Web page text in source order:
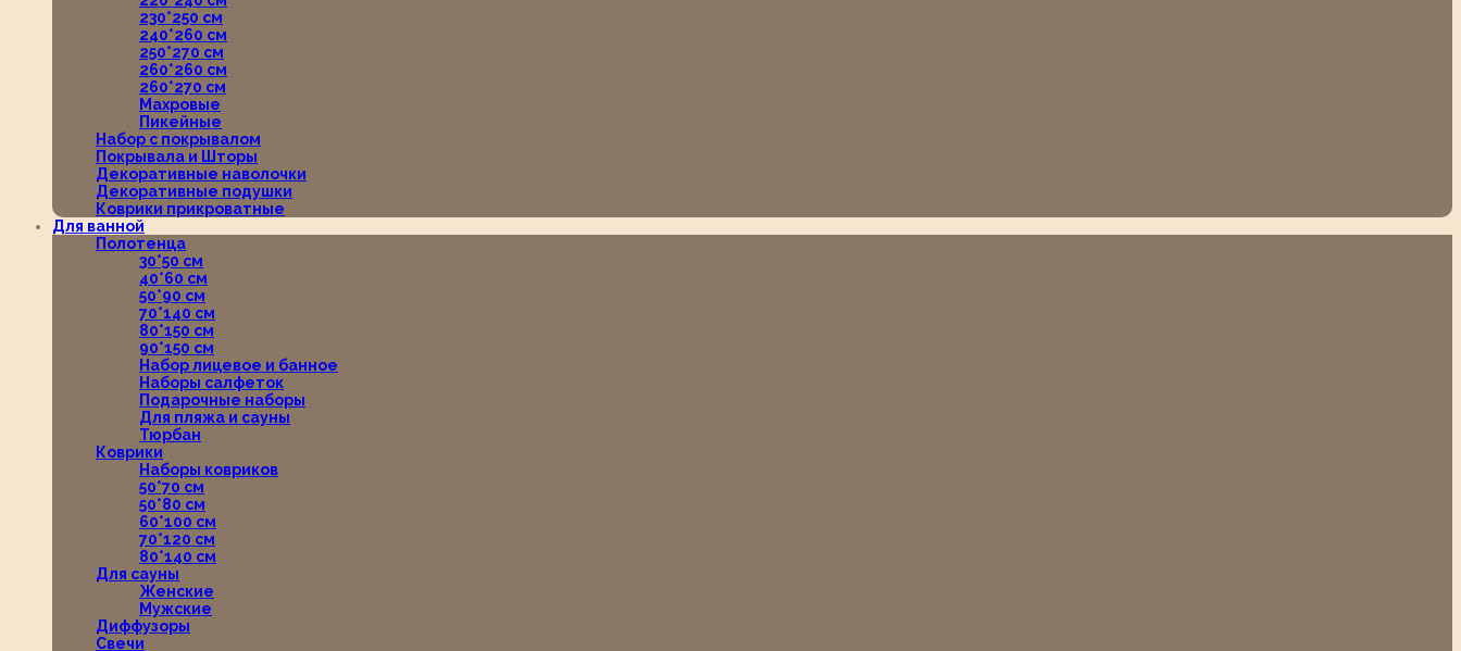
230*250 см
240*260 см
250*270 см
260*260 см
260*270 см
Махровые
Пикейные
Набор с покрывалом
Покрывала и Шторы
Декоративные наволочки
Декоративные подушки
Коврики прикроватные
Для ванной
Полотенца
30*50 см
40*60 см
50*90 см
70*140 см
80*150 см
90*150 см
Набор лицевое и банное
Наборы салфеток
Подарочные наборы
Для пляжа и сауны
Тюрбан
Коврики
Наборы ковриков
50*70 см
50*80 см
60*100 см
70*120 см
80*140 см
Для сауны
Женские
Мужские
Диффузоры
Свечи